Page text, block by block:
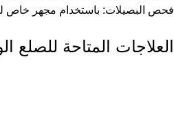
فحص البصيلات: باستخدام مجهر خاص
العلاجات المتاحة للصلع